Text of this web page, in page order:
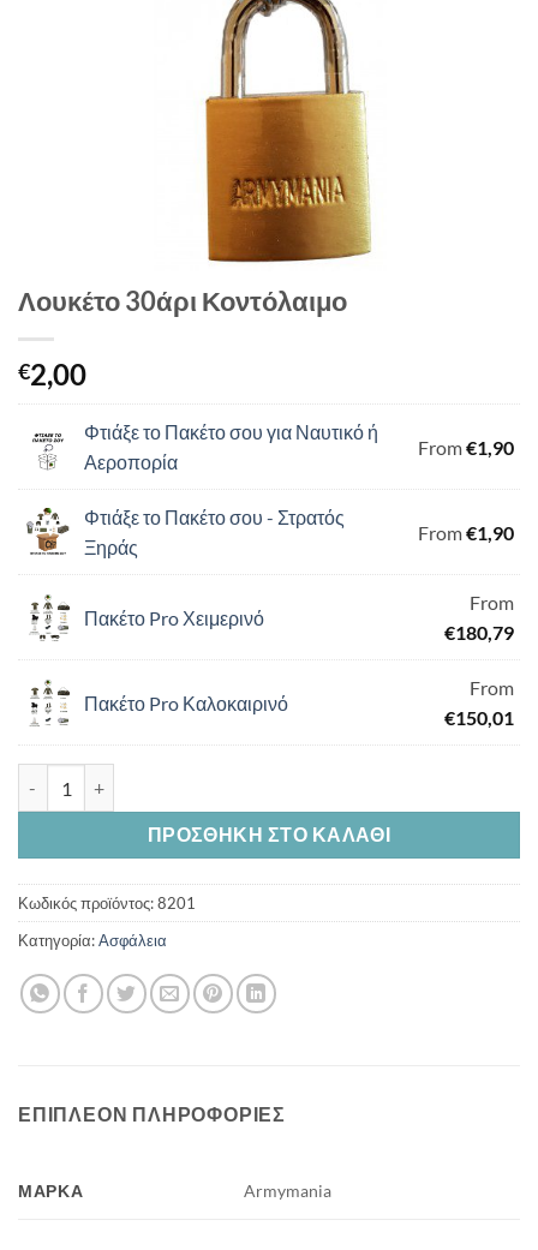
Λουκέτο 30άρι Κοντόλαιμο
€2,00
Φτιάξε το Πακέτο σου για Ναυτικό ή
Αεροπορία
From€1,90
Φτιάξε το Πακέτο σου - Στρατός
Ξηράς
From€1,90
Πακέτο Pro Χειμερινό
From
€180,79
Πακέτο Pro Καλοκαιρινό
From
€150,01
ΠΡΟΣΘΉΚΗ ΣΤΟ ΚΑΛΆΘΙ
Κωδικός προϊόντος:8201
Κατηγορία:Ασφάλεια
ΕΠΙΠΛΈΟΝ ΠΛΗΡΟΦΟΡΊΕΣ
ΜΆΡΚΑ Armymania